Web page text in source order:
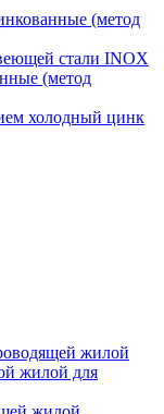
(метод
стали INOX
(метод
холодный цинк
жилой
жилой для